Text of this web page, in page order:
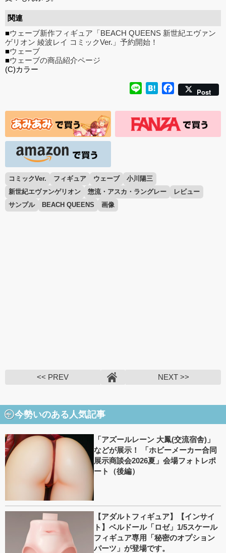
関連
■ウェーブ新作フィギュア「BEACH QUEENS 新世紀エヴァン
ゲリオン 綾波レイ コミックVer.」予約開始！
■ウェーブ
■ウェーブの商品紹介ページ
(C)カラー
Line HatenaFacebook
Post
コミックVer. フィギュア ウェーブ
小川陽三
新世紀エヴァンゲリオン
惣流・アスカ・ラングレー
レビュー
サンプル
BEACH QUEENS 画像
<< PREV NEXT >>
今勢いのある人気記事
「アズールレーン 大鳳(交流宿舎)」
などが展示！ 「ホビーメーカー合同
展示商談会2026夏」会場フォトレポ
ート（後編）
【アダルトフィギュア】【インサイ
ト】ベルドール「ロゼ」1/5スケール
フィギュア専用「秘密のオプション
パーツ」が登場です。